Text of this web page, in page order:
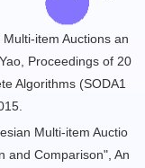
item Auctions an
Proceedings of 20
Algorithms (SODA1
Multi-item Auctio
and Comparison", An